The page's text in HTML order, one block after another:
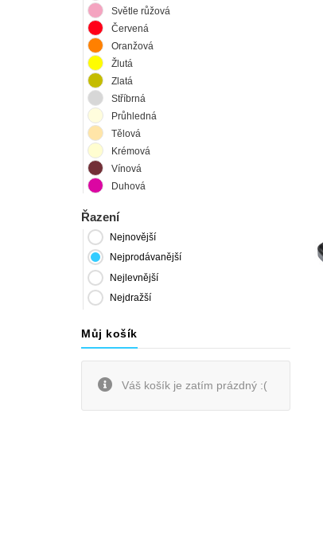
Světle růžová
Červená
Oranžová
Žlutá
Zlatá
Stříbrná
Průhledná
Tělová
Krémová
Vínová
Duhová
Řazení
Nejnovější
Nejprodávanější
Nejlevnější
Nejdražší
Můj košík
Váš košík je zatím prázdný :(